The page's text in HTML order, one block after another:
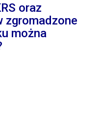
oraz
zgromadzone
można